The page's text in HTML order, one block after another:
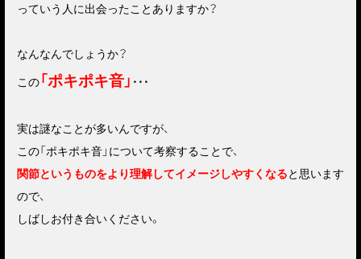
っていう人に出会ったことありますか？
なんなんでしょうか？
この「ポキポキ音」 ・・・
実は謎なことが多いんですが、
この「ポキポキ音」について考察することで、
関節というものをより理解してイメージしやすくなると思います
ので、
しばしお付き合いください。